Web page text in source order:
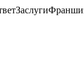
Заслуги